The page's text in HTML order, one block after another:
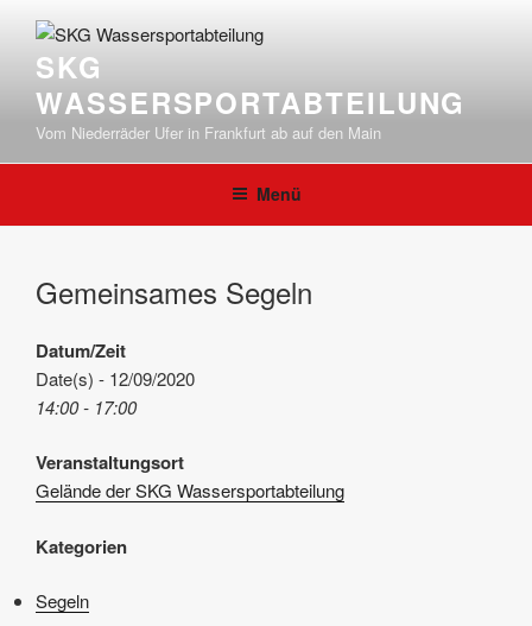
Inhalt
springenSKG
WASSERSPORTABTEILUNG
Vom Niederräder Ufer in Frankfurt ab auf den Main
Menü
Gemeinsames Segeln
Datum/Zeit
Date(s) - 12/09/2020
14:00 - 17:00
Veranstaltungsort
Gelände der SKG Wassersportabteilung
Kategorien
Segeln